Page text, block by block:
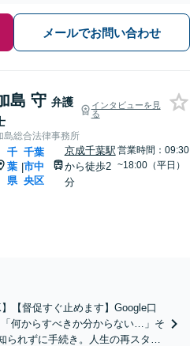
メールでお問い合わせ
島 守 弁護
インタビューを見
る
島総合法律事務所
千
葉
県
|
千葉
市中
央区
京成千葉駅
から徒歩2
分
営業時間：09:30
~18:00（平日）
【督促すぐ止めます】Google口
何からすべきか分からない…」そ
られずに手続き。人生の再スター